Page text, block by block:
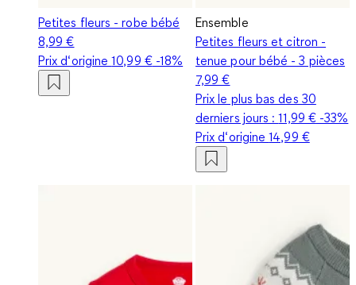
Petites fleurs - robe bébé
8,99 €
Prix d‘origine10,99 €-18%
Ensemble
Petites fleurs et citron -
tenue pour bébé - 3 pièces
7,99 €
Prix le plus bas des 30
derniers jours :11,99 €-33%
Prix d‘origine14,99 €